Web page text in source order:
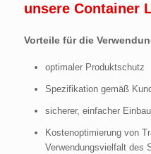
unsere Container
Vorteile für die
optimaler Produktschutz
Spezifikation gemäß
sicherer, einfacher
Kostenoptimierung von
Verwendungsvielfalt des